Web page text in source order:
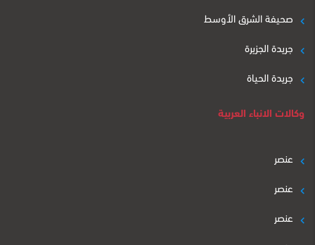
صحيفة الشرق الأوسط
جريدة الجزيرة
جريدة الحياة
وكالات الانباء العربية
عنصر
عنصر
عنصر